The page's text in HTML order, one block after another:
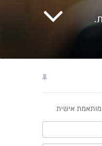
מותאמת אישית